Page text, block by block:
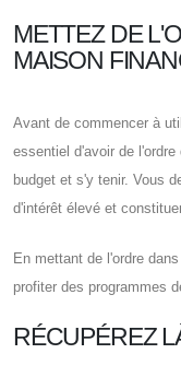
METTEZ DE
MAISON
Avant de commencer à
essentiel d'avoir de
budget et s'y tenir. Vous
d'intérêt élevé et
En mettant de l'ordre
profiter des programmes
RÉCUPÉREZ